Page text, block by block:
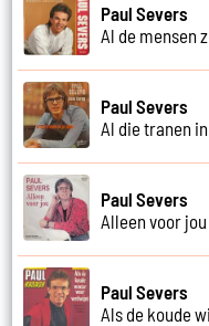
Paul Severs
Al de mensen
Paul Severs
Al die tranen
Paul Severs
Alleen voor jou
Paul Severs
Als de koude